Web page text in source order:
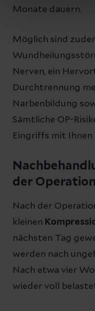
Monate dauern.
Möglich sind
Nerven, ein
Durchtrennung
Narbenbildung
Sämtliche OP-
Eingriffs mit Ihnen
der
Nach der
kleinen
nächsten Tag
werden nach
Nach etwa vier
wieder voll